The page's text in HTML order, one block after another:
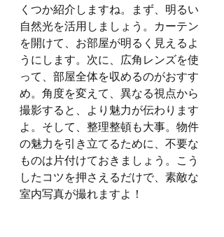
くつか紹介しますね。まず、明るい
自然光を活用しましょう。カーテン
を開けて、お部屋が明るく見えるよ
うにします。次に、広角レンズを使
って、部屋全体を収めるのがおすす
め。角度を変えて、異なる視点から
撮影すると、より魅力が伝わります
よ。そして、整理整頓も大事。物件
の魅力を引き立てるために、不要な
ものは片付けておきましょう。こう
したコツを押さえるだけで、素敵な
室内写真が撮れますよ！